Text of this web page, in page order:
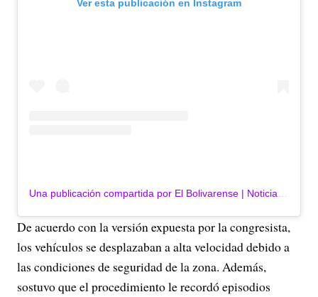
Ver esta publicación en Instagram
De acuerdo con la versión expuesta por la congresista,
los vehículos se desplazaban a alta velocidad debido a
las condiciones de seguridad de la zona. Además,
sostuvo que el procedimiento le recordó episodios